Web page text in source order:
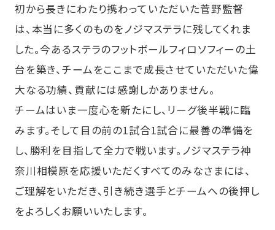
初から長きにわたり携わっていただいた菅野監督
は、本当に多くのものをノジマステラに残してくれま
した。今あるステラのフットボールフィロソフィーの土
台を築き、チームをここまで成長させていただいた偉
大なる功績、貢献には感謝しかありません。
チームはいま一度心を新たにし、リーグ後半戦に臨
みます。そして目の前の1試合1試合に最善の準備を
し、勝利を目指して全力で戦います。ノジマステラ神
奈川相模原を応援いただくすべてのみなさまには、
ご理解をいただき、引き続き選手とチームへの後押し
をよろしくお願いいたします。